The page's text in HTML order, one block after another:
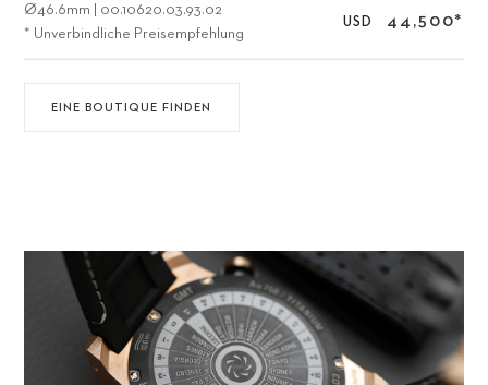
Ø46.6mm
00.10620.03.93.02
* Unverbindliche Preisempfehlung
USD 44,500*
EINE BOUTIQUE FINDEN